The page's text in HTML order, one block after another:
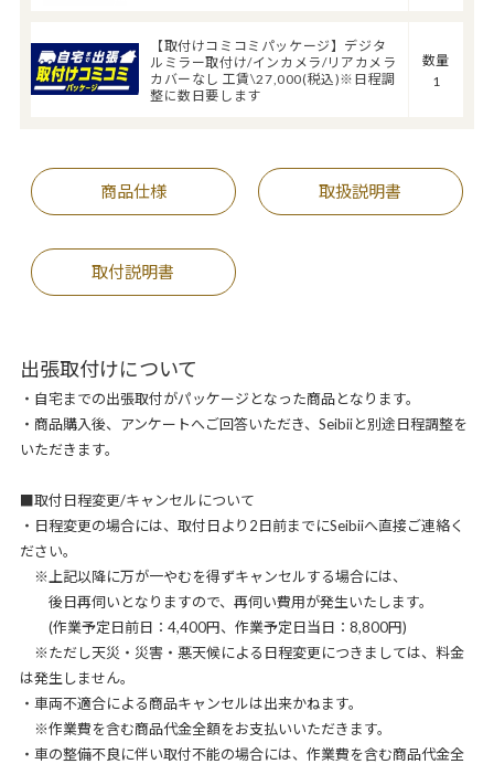
【取付けコミコミパッケージ】デジタ
ルミラー取付け/インカメラ/リアカメラ
カバーなし 工賃\27,000(税込)※日程調
整に数日要します
数量
1
商品仕様 取扱説明書
取付説明書
出張取付けについて
・自宅までの出張取付がパッケージとなった商品となります。
・商品購入後、アンケートへご回答いただき、Seibiiと別途日程調整を
いただきます。
■取付日程変更/キャンセルについて
・日程変更の場合には、取付日より2日前までにSeibiiへ直接ご連絡く
ださい。
※上記以降に万が一やむを得ずキャンセルする場合には、
後日再伺いとなりますので、再伺い費用が発生いたします。
(作業予定日前日：4,400円、作業予定日当日：8,800円)
※ただし天災・災害・悪天候による日程変更につきましては、料金
は発生しません。
・車両不適合による商品キャンセルは出来かねます。
※作業費を含む商品代金全額をお支払いいただきます。
・車の整備不良に伴い取付不能の場合には、作業費を含む商品代金全